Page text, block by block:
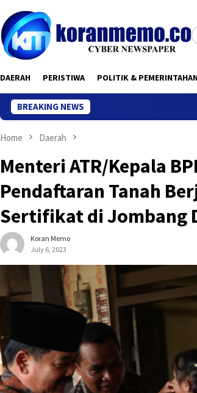
DAERAH PERISTIWA POLITIK &
BREAKING NEWS
Home Daerah
Menteri ATR/Kepala
Pendaftaran Tanah
Sertifikat di Jombang
Koran Memo
July 6, 2023